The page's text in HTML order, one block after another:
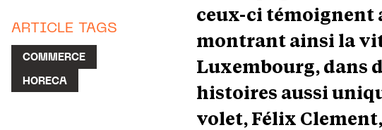
ARTICLE TAGS
COMMERCE
HORECA
ceux-ci témoignent
montrant ainsi la
Luxembourg, dans
histoires aussi
volet, Félix